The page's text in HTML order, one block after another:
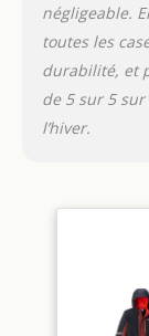
négligeable.
toutes les
durabilité, et
de 5 sur 5
l’hiver.